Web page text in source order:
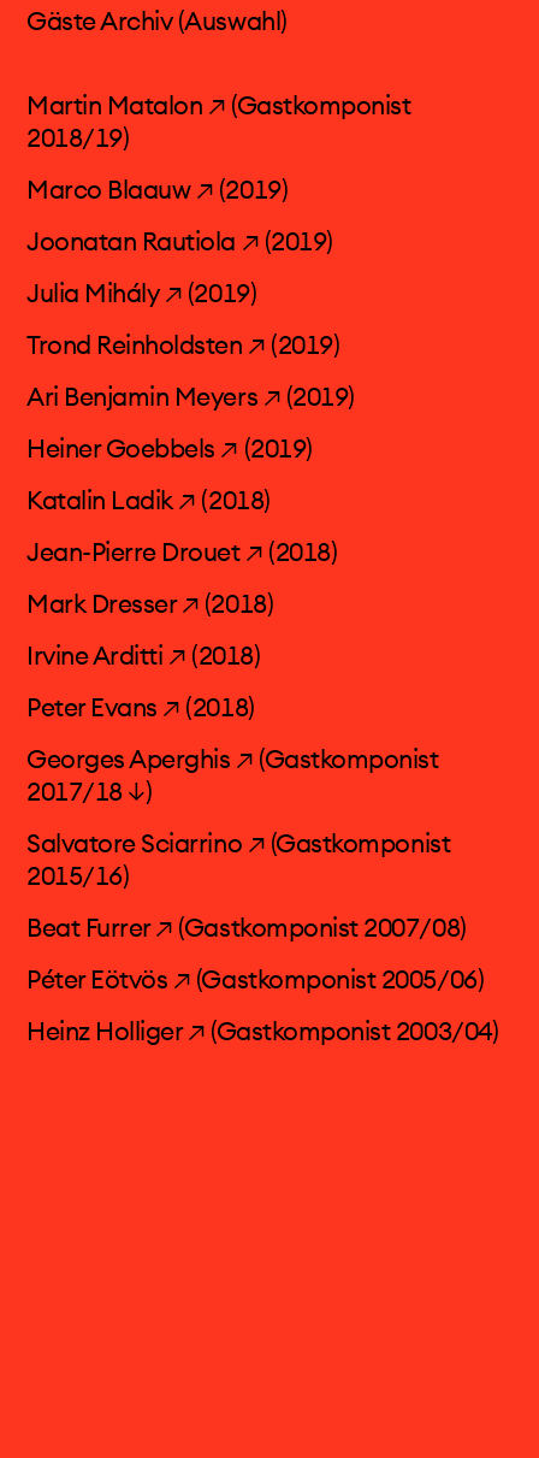
Gäste Archiv (Auswahl)
Martin Matalon ↗ (Gastkomponist
2018/19)
Marco Blaauw ↗ (2019)
Joonatan Rautiola ↗ (2019)
Julia Mihály ↗ (2019)
Trond Reinholdsten ↗ (2019)
Ari Benjamin Meyers ↗ (2019)
Heiner Goebbels ↗ (2019)
Katalin Ladik ↗ (2018)
Jean-Pierre Drouet ↗ (2018)
Mark Dresser ↗ (2018)
Irvine Arditti ↗ (2018)
Peter Evans ↗ (2018)
Georges Aperghis ↗ (Gastkomponist
2017/18 ↓)
Salvatore Sciarrino ↗ (Gastkomponist
2015/16)
Beat Furrer ↗ (Gastkomponist 2007/08)
Péter Eötvös ↗ (Gastkomponist 2005/06)
Heinz Holliger ↗ (Gastkomponist 2003/04)